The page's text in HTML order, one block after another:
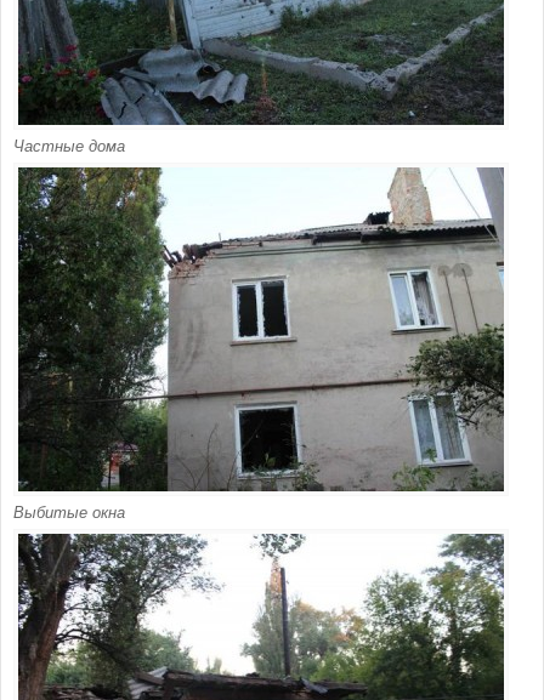
Частные дома
Выбитые окна